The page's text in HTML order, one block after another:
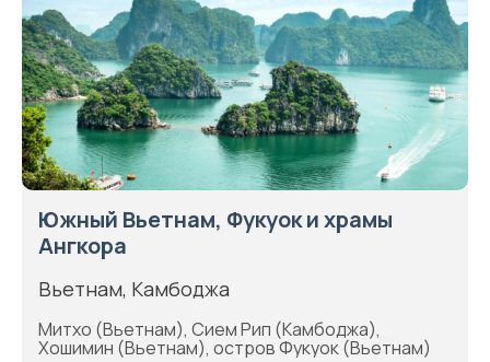
Южный Вьетнам, Фукуок и храмы
Ангкора
Вьетнам, Камбоджа
Митхо (Вьетнам), Сием Рип (Камбоджа),
Хошимин (Вьетнам), остров Фукуок (Вьетнам)